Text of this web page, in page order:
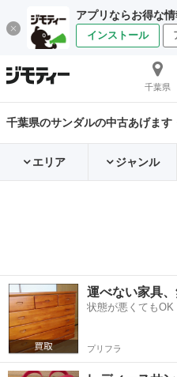
アプリならお得な
インストール
千葉県
千葉県のサンダルの中古あげます
エリア ジャンル
運べない家具
状態が悪くても
プリフラ